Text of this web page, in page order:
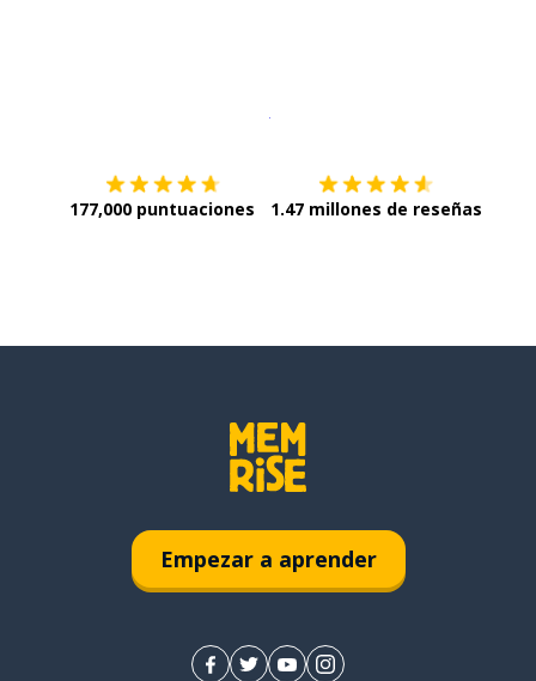
177,000 puntuaciones 1.47 millones de reseñas
Empezar a aprender